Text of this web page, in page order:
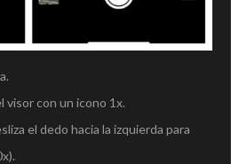
visor con un icono 1x.
el dedo hacia la izquierda para